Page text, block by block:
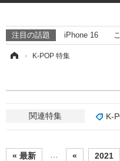
注目の話題 iPhone 16
› K-POP 特集
関連特集 K-
« 最新 « 2021